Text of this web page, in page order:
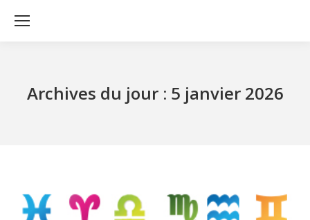
Archives du jour : 5 janvier 2026